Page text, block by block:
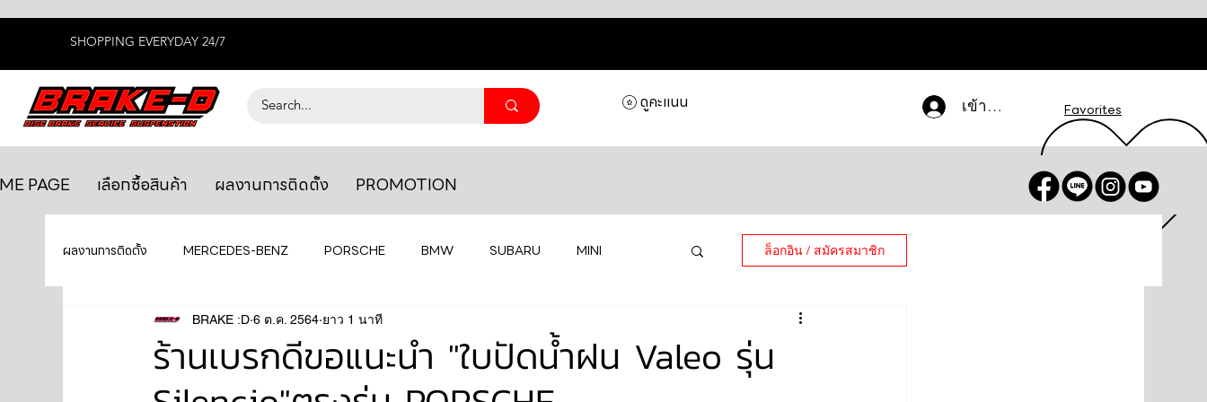
SHOPPING EVERYDAY 24/7
เข้าสู่ระบบ Favorites
ดูคะแนน
PAGE เลือกซื้อสินค้า ผลงานการติดตั้ง PROMOTION
ผลงานการติดตั้ง MERCEDES-BENZ PORSCHE BMW SUBARU MINI
BENTLEY LEXUS ยางรถยนต์ AUDI
MAHLE MAZDA TOYOTA HONDA VOLKSWAGEN
ล็อกอิน / สมัครสมาชิก
ร้านเบรกดีขอแนะนำ "ใบปัดน้ำฝน Valeo รุ่น
BRAKE :D 6 ต.ค. 2564 ยาว 1 นาที